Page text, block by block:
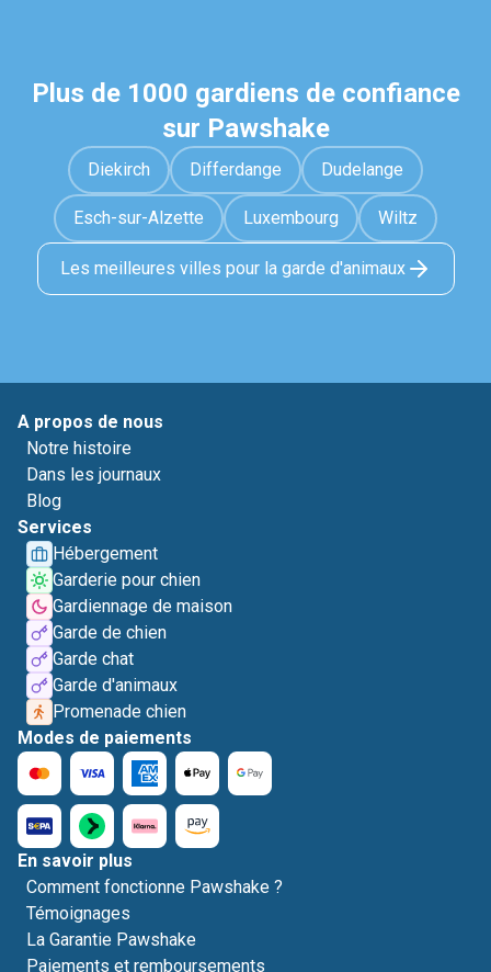
Plus de 1000 gardiens de confiance
sur Pawshake
Diekirch Differdange Dudelange
Esch-sur-Alzette Luxembourg Wiltz
Les meilleures villes pour la garde d'animaux
A propos de nous
Notre histoire
Dans les journaux
Blog
Services
Hébergement
Garderie pour chien
Gardiennage de maison
Garde de chien
Garde chat
Garde d'animaux
Promenade chien
Modes de paiements
En savoir plus
Comment fonctionne Pawshake ?
Témoignages
La Garantie Pawshake
Paiements et remboursements